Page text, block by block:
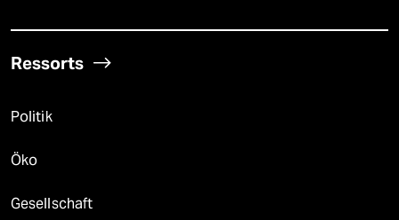
Ressorts
Politik
Öko
Gesellschaft